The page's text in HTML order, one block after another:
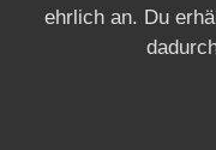
ehrlich an. Du